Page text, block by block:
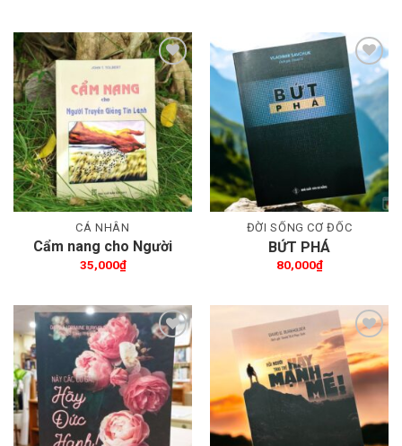
Thêm wishlist
CÁ NHÂN
Cẩm nang cho Người
truyền giảng Tin Lành
35,000₫
Thêm wishlist
ĐỜI SỐNG CƠ ĐỐC
BỨT PHÁ
80,000₫
Thêm wishlist Thêm wishlist